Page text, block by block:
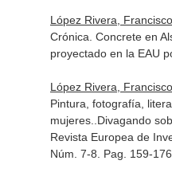
López Rivera,
Crónica. Concrete en
proyectado en la EAU
López Rivera,
Pintura, fotografía,
mujeres..Divagando
Revista Europea de
Núm. 7-8. Pag. 159-176